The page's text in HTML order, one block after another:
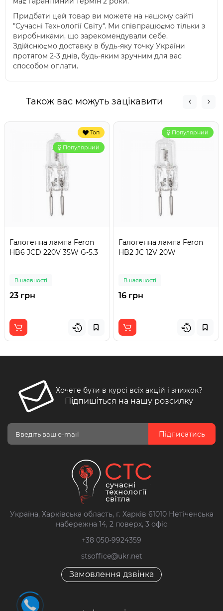
Придбати цей товар ви можете на нашому сайті
"Сучасні Технології Світу". Ми співпрацюємо тільки з
виробниками, що зарекомендували себе.
Здійснюємо доставку в будь-яку точку України
протягом 2-3 днів, будь-яким зручним для вас
способом оплати.
Також вас можуть зацікавити
Топ
Популярний
Галогенна лампа Feron
HB6 JCD 220V 35W G-5.3
В наявності
23 грн
Популярний
Галогенна лампа Feron
HB2 JC 12V 20W
В наявності
16 грн
Хочете бути в курсі всіх акцій і знижок?
Підпишіться на нашу розсилку
Підписатись
Україна, Харківська область, г. Харків 61010 Нетіченська
набережна 14, 2 поверх, 3 офіс
+38 050-9924359
stsoffice@ukr.net
Замовлення дзвінка